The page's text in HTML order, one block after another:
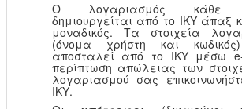
Ο λογαριασμός κάθε
δημιουργείται από το ΙΚΥ άπαξ
μοναδικός. Τα στοιχεία
(όνομα χρήστη και
αποσταλεί από το ΙΚΥ μέσω
περίπτωση απώλειας των
λογαριασμού σας
ΙΚΥ.